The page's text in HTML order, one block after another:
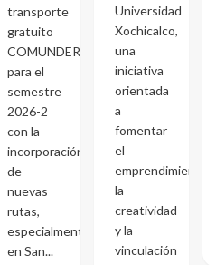
transporte
gratuito
COMUNDER
para el
semestre
2026-2
con la
incorporación
de
nuevas
rutas,
especialmente
en San...
Universidad
Xochicalco,
una
iniciativa
orientada
a
fomentar
el
emprendimiento,
la
creatividad
y la
vinculación